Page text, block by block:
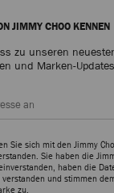
zu Statement-Styles für
Pumps
Leder mit
Slipper
präsentiert sich in einer
Hardware-Details.
JIMMY CHOO KENNEN
zu unseren
und Marken-
Sie sich mit den Jimmy
Sie haben die
haben die
und stimmen
zu.